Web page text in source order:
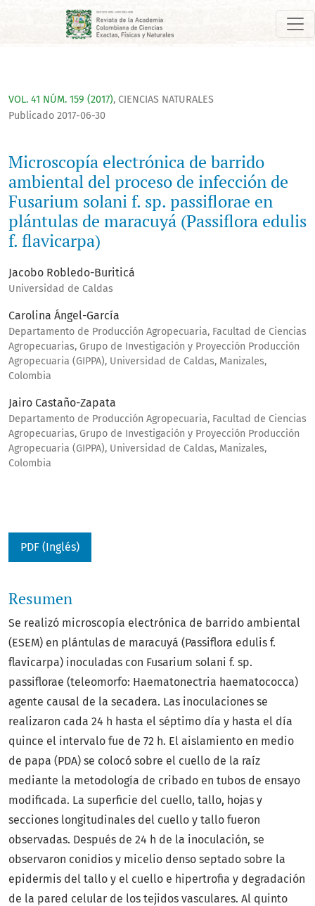
Microscopía electrónica de barrido ambiental del proceso
VOL. 41 NÚM. 159 (2017), CIENCIAS NATURALES
Microscopía electrónica de barrido
ambiental del proceso de infección de
Fusarium solani f. sp. passiflorae en
plántulas de maracuyá (Passiflora edulis
f. flavicarpa)
Publicado 2017-06-30
Jacobo Robledo-Buriticá
Universidad de Caldas
Carolina Ángel-García
Departamento de Producción Agropecuaria, Facultad de Ciencias
Agropecuarias, Grupo de Investigación y Proyección Producción
Agropecuaria (GIPPA), Universidad de Caldas, Manizales,
Colombia
Jairo Castaño-Zapata
Departamento de Producción Agropecuaria, Facultad de Ciencias
Agropecuarias, Grupo de Investigación y Proyección Producción
Agropecuaria (GIPPA), Universidad de Caldas, Manizales,
Colombia
PDF (Inglés)
Resumen
Se realizó microscopía electrónica de barrido ambiental
(ESEM) en plántulas de maracuyá (Passiflora edulis f.
flavicarpa) inoculadas con Fusarium solani f. sp.
passiflorae (teleomorfo: Haematonectria haematococca)
agente causal de la secadera. Las inoculaciones se
realizaron cada 24 h hasta el séptimo día y hasta el día
quince el intervalo fue de 72 h. El aislamiento en medio
de papa (PDA) se colocó sobre el cuello de la raíz
mediante la metodología de cribado en tubos de ensayo
modificada. La superficie del cuello, tallo, hojas y
secciones longitudinales del cuello y tallo fueron
observadas. Después de 24 h de la inoculación, se
observaron conidios y micelio denso septado sobre la
epidermis del tallo y el cuello e hipertrofia y degradación
de la pared celular de los tejidos vasculares. Al quinto